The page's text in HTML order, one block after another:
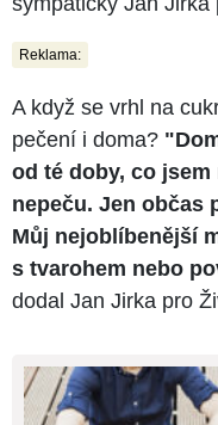
Reklama:
A když se vrhl na
pečení i doma?
od té doby, co
nepeču. Jen občas
Můj nejoblíbenější
s tvarohem nebo
dodal Jan Jirka pro